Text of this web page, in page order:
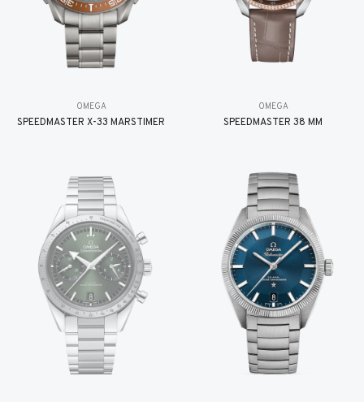
OMEGA
SPEEDMASTER X-33 MARSTIMER
OMEGA
SPEEDMASTER 38 MM